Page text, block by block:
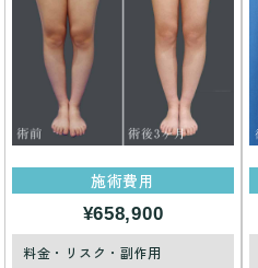
施術費用
¥658,900
料金・リスク・副作用